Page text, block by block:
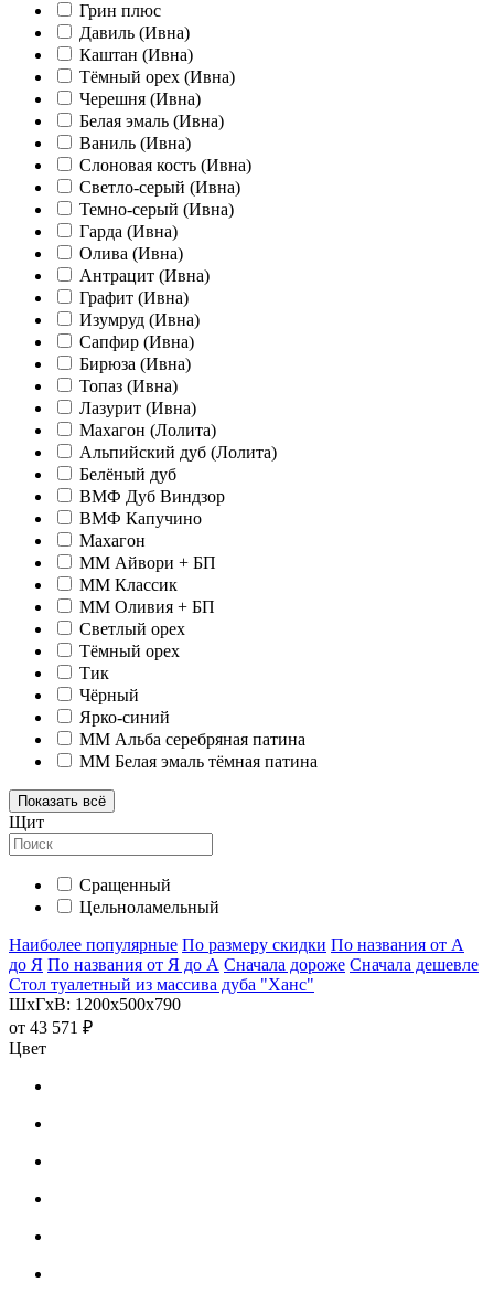
Грин плюс
Давиль (Ивна)
Каштан (Ивна)
Тёмный орех (Ивна)
Черешня (Ивна)
Белая эмаль (Ивна)
Ваниль (Ивна)
Слоновая кость (Ивна)
Светло-серый (Ивна)
Темно-серый (Ивна)
Гарда (Ивна)
Олива (Ивна)
Антрацит (Ивна)
Графит (Ивна)
Изумруд (Ивна)
Сапфир (Ивна)
Бирюза (Ивна)
Топаз (Ивна)
Лазурит (Ивна)
Махагон (Лолита)
Альпийский дуб (Лолита)
Белёный дуб
ВМФ Дуб Виндзор
ВМФ Капучино
Махагон
ММ Айвори + БП
ММ Классик
ММ Оливия + БП
Светлый орех
Тёмный орех
Тик
Чёрный
Ярко-синий
ММ Альба серебряная патина
ММ Белая эмаль тёмная патина
Показать всё
Щит
Сращенный
Цельноламельный
Наиболее популярные По размеру скидки По названия от А
до Я По названия от Я до А Сначала дороже Сначала дешевле
Стол туалетный из массива дуба "Ханс"
ШхГхВ: 1200х500х790
от 43 571 ₽
Цвет